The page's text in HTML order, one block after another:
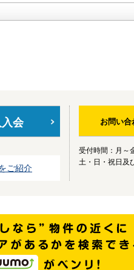
会
ご紹介
お問い合
受付時間：月～
土・日・祝日及